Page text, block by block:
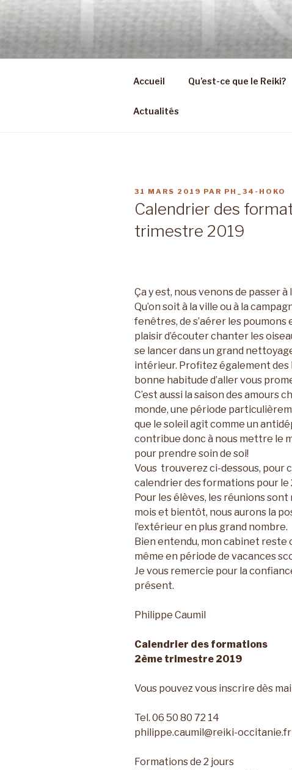
Aller
au
contenu
REIKI
Soins et formations en Reiki Usui
Accueil Qu’est-ce que le Reiki?
Actualités
PUBLIÉ
31 MARS 2019 PAR PH_34-HOKO
Calendrier des
trimestre 2019
Ça y est, nous venons de passer à
Qu’on soit à la ville ou à la
fenêtres, de s’aérer les poumons
plaisir d’écouter chanter les
se lancer dans un grand
intérieur. Profitez également
bonne habitude d’aller vous
C’est aussi la saison des amours
monde, une période
que le soleil agit comme un
contribue donc à nous mettre le
pour prendre soin de soi!
Vous trouverez ci-dessous, pour
calendrier des formations pour
Pour les élèves, les réunions
mois et bientôt, nous aurons la
l’extérieur en plus grand nombre.
Bien entendu, mon cabinet reste
même en période de vacances
Je vous remercie pour la
présent.
Philippe Caumil
Calendrier des formations
2ème trimestre 2019
Vous pouvez vous inscrire dès
Tel. 06 50 80 72 14
philippe.caumil@reiki-occitanie.fr
Formations de 2 jours